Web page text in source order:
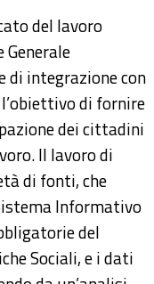
del lavoro
di integrazione con
di fornire
dei cittadini
Il lavoro di
di fonti, che
Informativo
del
Sociali, e i dati